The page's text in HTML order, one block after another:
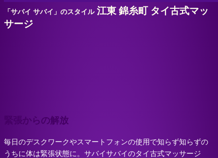
「サバイ サバイ」のスタイル 江東 錦糸町 タイ古式マッ
サージ
緊張からの解放
毎日のデスクワークやスマートフォンの使用で知らず知らずの
うちに体は緊張状態に。サバイサバイのタイ古式マッサージ